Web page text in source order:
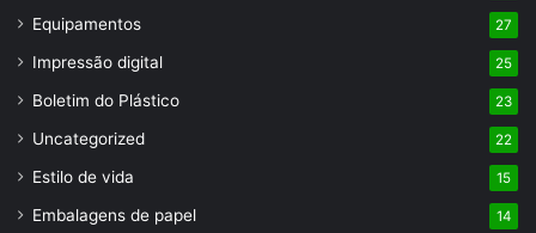
Equipamentos 27
Impressão digital 25
Boletim do Plástico 23
Uncategorized 22
Estilo de vida 15
Embalagens de papel 14